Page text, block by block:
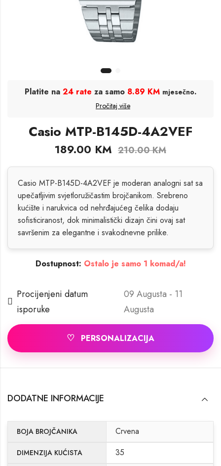
Platite na 24 rate za samo 8.89 KM mjesečno.
Pročitaj više
Casio MTP-B145D-4A2VEF
189.00 KM 210.00KM
Casio MTP-B145D-4A2VEF je moderan analogni sat sa
upečatljivim svjetloružičastim brojčanikom. Srebreno
kućište i narukvica od nehrđajućeg čelika dodaju
sofisticiranost, dok minimalistički dizajn čini ovaj sat
savršenim za elegantne i svakodnevne prilike.
Dostupnost: Ostalo je samo 1 komad/a!
Procijenjeni datum
isporuke
09 Augusta - 11
Augusta
♡ PERSONALIZACIJA
DODATNE INFORMACIJE
BOJA BROJČANIKA Crvena
DIMENZIJA KUĆISTA 35